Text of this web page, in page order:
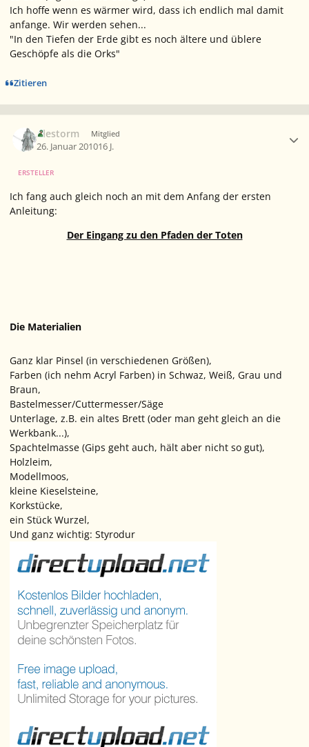
Ich hoffe wenn es wärmer wird, dass ich endlich mal damit
anfange. Wir werden sehen...
"In den Tiefen der Erde gibt es noch ältere und üblere
Geschöpfe als die Orks"
Zitieren
Alestorm Mitglied
26. Januar 201016 J.
ERSTELLER
Ich fang auch gleich noch an mit dem Anfang der ersten
Anleitung:
Der Eingang zu den Pfaden der Toten
Die Materialien
Ganz klar Pinsel (in verschiedenen Größen),
Farben (ich nehm Acryl Farben) in Schwaz, Weiß, Grau und
Braun,
Bastelmesser/Cuttermesser/Säge
Unterlage, z.B. ein altes Brett (oder man geht gleich an die
Werkbank...),
Spachtelmasse (Gips geht auch, hält aber nicht so gut),
Holzleim,
Modellmoos,
kleine Kieselsteine,
Korkstücke,
ein Stück Wurzel,
Und ganz wichtig: Styrodur